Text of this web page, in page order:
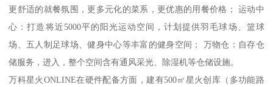
更舒适的就餐氛围，更多元化的菜系，更优惠的用餐价格； 运动中
心：打造将近5000平的阳光运动空间，计划提供羽毛球场、篮球
场、五人制足球场、健身中心等丰富的健身空间； 万物仓：自存仓
储服务，进入，整个空间含有通风采光、除湿机等仓储设施。
万科星火ONLINE在硬件配备方面，建有500㎡星火创库（多功能路